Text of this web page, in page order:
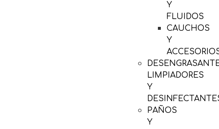
Y
FLUIDOS
CAUCHOS
Y
LIMPIADORES
Y
PAÑOS
Y